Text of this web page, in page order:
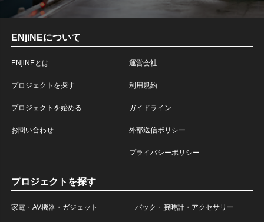
ENjiNEについて
ENjiNEとは
プロジェクトを探す
プロジェクトを始める
お問い合わせ
運営会社
利用規約
ガイドライン
外部送信ポリシー
プライバシーポリシー
プロジェクトを探す
家電・AV機器・ガジェット バック・腕時計・アクセサリー